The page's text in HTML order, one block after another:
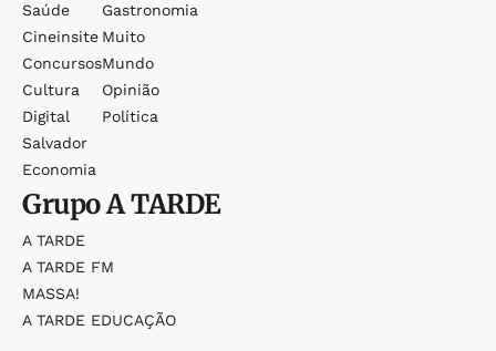
Saúde
Cineinsite
Concursos
Cultura
Digital
Salvador
Economia
Gastronomia
Muito
Mundo
Opinião
Política
GrupoA TARDE
A TARDE
A TARDE FM
MASSA!
A TARDE EDUCAÇÃO